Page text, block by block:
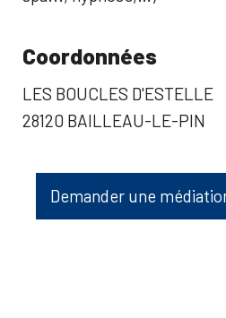
Coordonnées
LES BOUCLES D'ESTELLE
28120 BAILLEAU-LE-PIN
Demander une